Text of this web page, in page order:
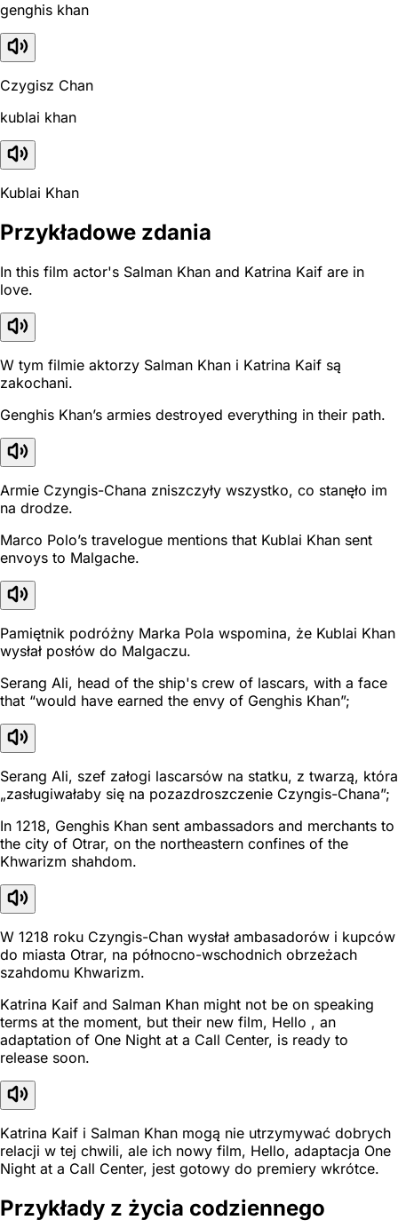
genghis khan
Czygisz Chan
kublai khan
Kublai Khan
Przykładowe zdania
In this film actor's Salman Khan and Katrina Kaif are in
love.
W tym filmie aktorzy Salman Khan i Katrina Kaif są
zakochani.
Genghis Khan’s armies destroyed everything in their path.
Armie Czyngis-Chana zniszczyły wszystko, co stanęło im
na drodze.
Marco Polo’s travelogue mentions that Kublai Khan sent
envoys to Malgache.
Pamiętnik podróżny Marka Pola wspomina, że Kublai Khan
wysłał posłów do Malgaczu.
Serang Ali, head of the ship's crew of lascars, with a face
that “would have earned the envy of Genghis Khan”;
Serang Ali, szef załogi lascarsów na statku, z twarzą, która
„zasługiwałaby się na pozazdroszczenie Czyngis-Chana”;
In 1218, Genghis Khan sent ambassadors and merchants to
the city of Otrar, on the northeastern confines of the
Khwarizm shahdom.
W 1218 roku Czyngis-Chan wysłał ambasadorów i kupców
do miasta Otrar, na północno-wschodnich obrzeżach
szahdomu Khwarizm.
Katrina Kaif and Salman Khan might not be on speaking
terms at the moment, but their new film, Hello , an
adaptation of One Night at a Call Center, is ready to
release soon.
Katrina Kaif i Salman Khan mogą nie utrzymywać dobrych
relacji w tej chwili, ale ich nowy film, Hello, adaptacja One
Night at a Call Center, jest gotowy do premiery wkrótce.
Przykłady z życia codziennego